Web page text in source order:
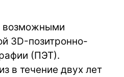
возможными
3D-позитронно-
(ПЭТ).
в течение двух лет